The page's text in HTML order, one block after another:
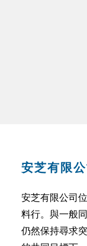
安芝有限公
安芝有限公司
料行。與一般
仍然保持尋求